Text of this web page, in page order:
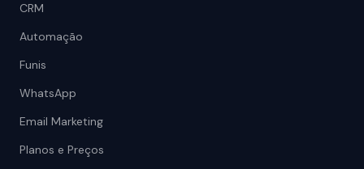
CRM
Automação
Funis
WhatsApp
Email Marketing
Planos e Preços